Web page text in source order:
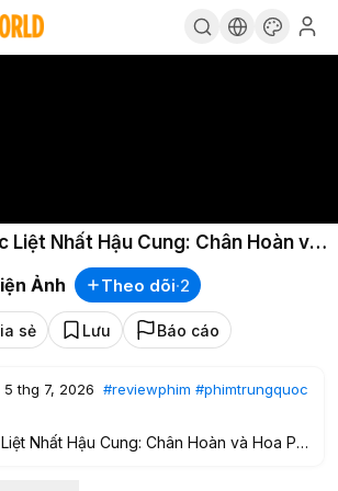
Liệt Nhất Hậu Cung: Chân Hoàn và
Hơi Thở Cuối Cùng. MỌT PHIM
Ảnh Theo dõi·2
sẻ Lưu Báo cáo
5 thg 7, 2026 #reviewphim #phimtrungquoc
Nhất Hậu Cung: Chân Hoàn và Hoa Phi